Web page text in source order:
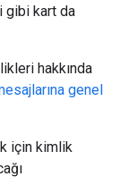
gibi kart da
hakkında
genel
için kimlik